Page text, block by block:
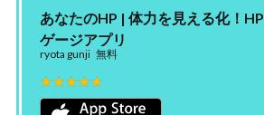
あなたのHP | 体力を見える化！HP
ゲージアプリ
ryota gunji 無料
★★★★★
★★★★★